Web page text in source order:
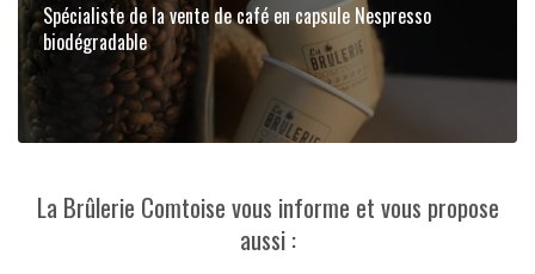
Spécialiste de la vente de café en capsule Nespresso
biodégradable
La Brûlerie Comtoise vous informe et vous propose
aussi :